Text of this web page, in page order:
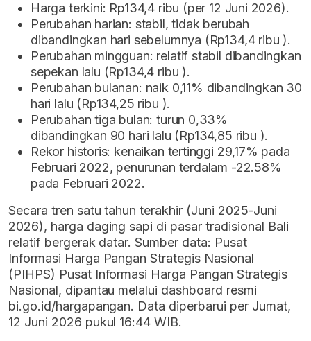
Harga terkini: Rp134,4 ribu (per 12 Juni 2026).
Perubahan harian: stabil, tidak berubah
dibandingkan hari sebelumnya (Rp134,4 ribu ).
Perubahan mingguan: relatif stabil dibandingkan
sepekan lalu (Rp134,4 ribu ).
Perubahan bulanan: naik 0,11% dibandingkan 30
hari lalu (Rp134,25 ribu ).
Perubahan tiga bulan: turun 0,33%
dibandingkan 90 hari lalu (Rp134,85 ribu ).
Rekor historis: kenaikan tertinggi 29,17% pada
Februari 2022, penurunan terdalam -22.58%
pada Februari 2022.
Secara tren satu tahun terakhir (Juni 2025-Juni
2026), harga daging sapi di pasar tradisional Bali
relatif bergerak datar. Sumber data: Pusat
Informasi Harga Pangan Strategis Nasional
(PIHPS) Pusat Informasi Harga Pangan Strategis
Nasional, dipantau melalui dashboard resmi
bi.go.id/hargapangan. Data diperbarui per Jumat,
12 Juni 2026 pukul 16:44 WIB.